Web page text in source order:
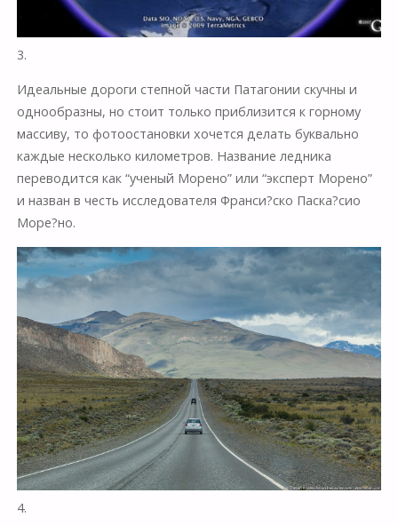
3.
Идеальные дороги степной части Патагонии скучны и
однообразны, но стоит только приблизится к горному
массиву, то фотоостановки хочется делать буквально
каждые несколько километров. Название ледника
переводится как “ученый Морено” или “эксперт Морено”
и назван в честь исследователя Франси?ско Паска?сио
Море?но.
4.